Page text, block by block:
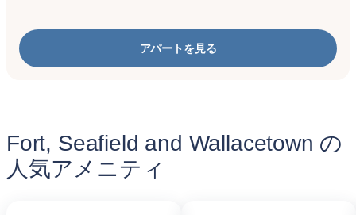
アパートを見る
Fort, Seafield and Wallacetown の
人気アメニティ